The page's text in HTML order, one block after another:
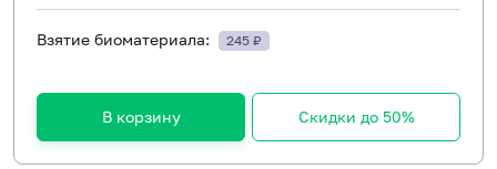
Взятие биоматериала: 245 ₽
В корзину Скидки до 50%